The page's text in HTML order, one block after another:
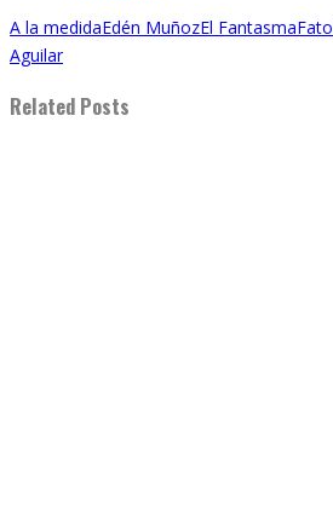
A la medidaEdén MuñozEl FantasmaFato
Aguilar
Related Posts